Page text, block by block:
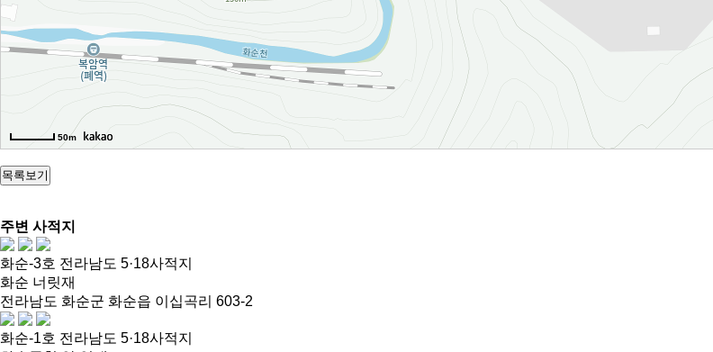
50m
목록보기
주변 사적지
화순-3호 전라남도 5·18사적지
화순 너릿재
전라남도 화순군 화순읍 이십곡리 603-2
화순-1호 전라남도 5·18사적지